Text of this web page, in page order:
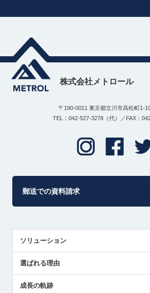
株式会社メトロール
〒190-0011 東京都立川市高松町1-
TEL：042-527-3278（代）／FAX：
郵送での資料請求
ソリューション
解決策提案
選ばれる理由
成長の軌跡